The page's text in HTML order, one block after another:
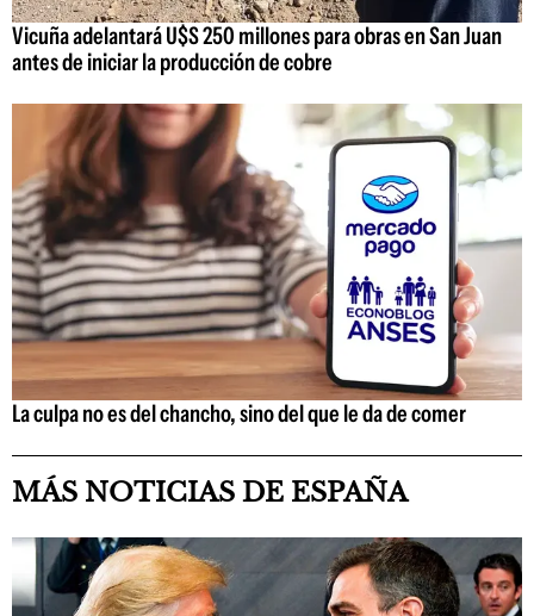
Vicuña adelantará U$S 250 millones para obras en San Juan
antes de iniciar la producción de cobre
La culpa no es del chancho, sino del que le da de comer
MÁS NOTICIAS DE ESPAÑA